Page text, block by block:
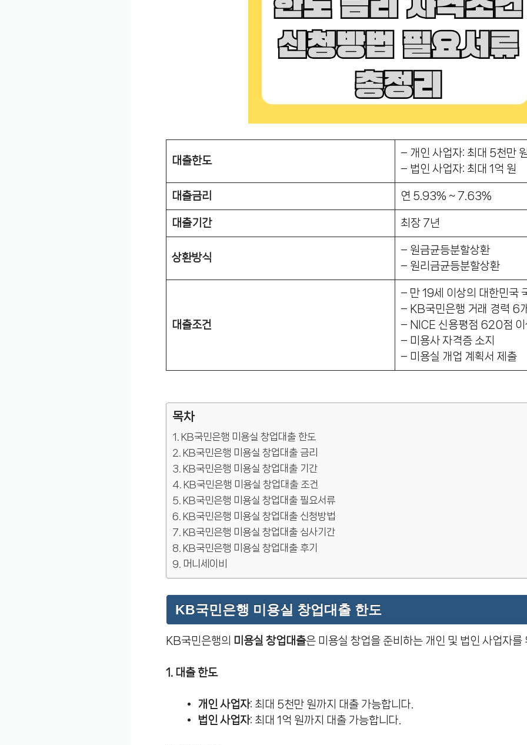
대출한도
– 개인 사업자: 최대 5천만
– 법인 사업자: 최대 1억 원
대출금리 연 5.93% ~ 7.63%
대출기간 최장 7년
상환방식
– 원금균등분할상환
– 원리금균등분할상환
대출조건
– 만 19세 이상의 대한민국
– KB국민은행 거래 경력 6
– NICE 신용평점 620점 이
– 미용사 자격증 소지
– 미용실 개업 계획서 제출
목차
KB국민은행 미용실 창업대출 한도
KB국민은행 미용실 창업대출 금리
KB국민은행 미용실 창업대출 기간
KB국민은행 미용실 창업대출 조건
KB국민은행 미용실 창업대출 필요서류
KB국민은행 미용실 창업대출 신청방법
KB국민은행 미용실 창업대출 심사기간
KB국민은행 미용실 창업대출 후기
머니세이비
KB국민은행 미용실 창업대출 한도
KB국민은행의 미용실 창업대출은 미용실 창업을 준비하는 개인 및 법인 사업자를
1. 대출 한도
개인 사업자: 최대 5천만 원까지 대출 가능합니다.
법인 사업자: 최대 1억 원까지 대출 가능합니다.